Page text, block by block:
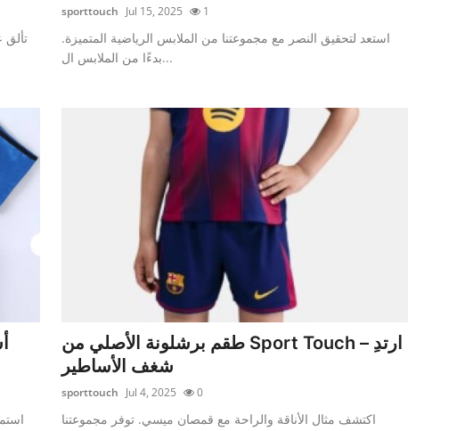
sporttouch Jul 15, 2025 1
استعد لتحقيق النصر مع مجموعتنا من الملابس الرياضية المتميزة.
بدءًا من الملابس ال...
طقم برشلونة الأصلي من Sport Touch – ارتدِ
شغف الأساطير
sporttouch Jul 4, 2025 0
اكتشف مثال الأناقة والراحة مع قمصان ميسي. توفر مجموعتنا